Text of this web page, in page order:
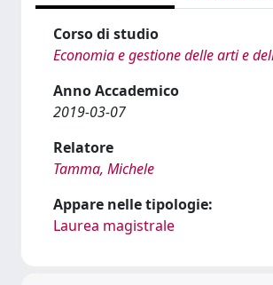
Corso di studio
Economia e gestione delle arti e
Anno Accademico
2019-03-07
Relatore
Tamma, Michele
Appare nelle tipologie:
Laurea magistrale